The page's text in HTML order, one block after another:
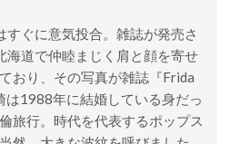
ぐに意気投合。雑誌が発売さ
海道で仲睦まじく肩と顔を寄せ
おり、その写真が雑誌『Frida
は1988年に結婚している身だっ
旅行。時代を代表するポップス